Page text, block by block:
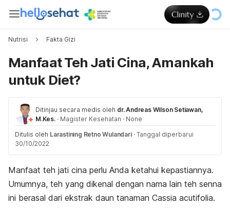
Nutrisi Fakta Gizi
Manfaat Teh Jati Cina, Amankah
untuk Diet?
Ditinjau secara medis oleh dr. Andreas Wilson Setiawan,
M.Kes. · Magister Kesehatan · None
Ditulis oleh Larastining Retno Wulandari · Tanggal diperbarui
30/10/2022
Manfaat teh jati cina perlu Anda ketahui kepastiannya.
Umumnya, teh yang dikenal dengan nama lain teh senna
ini berasal dari ekstrak daun tanaman Cassia acutifolia.